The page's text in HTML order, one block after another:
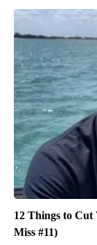
12 Things to Cut
Miss #11)